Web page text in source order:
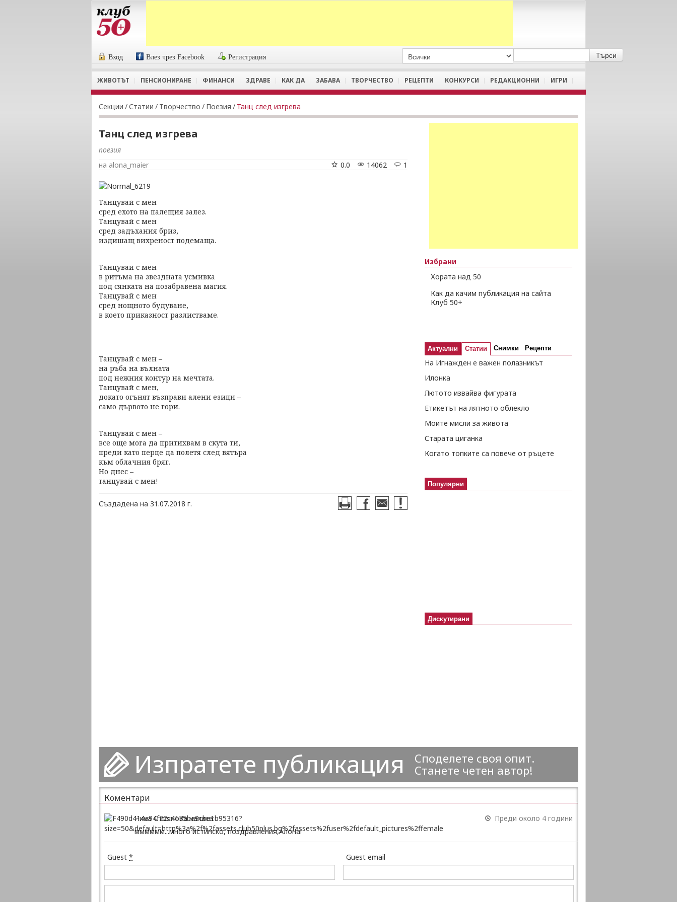
Вход Влез чрез Facebook Регистрация
ЖИВОТЪТ ПЕНСИОНИРАНЕ ФИНАНСИ ЗДРАВЕ КАК ДА ЗАБАВА ТВОРЧЕСТВО РЕЦЕПТИ КОНКУРСИ РЕДАКЦИОННИ ИГРИ
Секции /Статии / Творчество / Поезия / Танц след изгрева
Танц след изгрева
поезия
на alona_maier
1
14062
0.0
Танцувай с мен
сред ехото на палещия залез.
Танцувай с мен
сред задъхания бриз,
издишащ вихреност подемаща.
Танцувай с мен
в ритъма на звездната усмивка
под сянката на позабравена магия.
Танцувай с мен
сред нощното будуване,
в което приказност разлистваме.
Танцувай с мен –
на ръба на вълната
под нежния контур на мечтата.
Танцувай с мен,
докато огънят възправи алени езици –
само дървото не гори.
Танцувай с мен –
все още мога да притихвам в скута ти,
преди като перце да полетя след вятъра
към облачния бряг.
Но днес –
танцувай с мен!
Създадена на 31.07.2018 г.
Избрани
Хората над 50
Как да качим публикация на сайта
Клуб 50+
Актуални Статии Снимки Рецепти
На Игнажден е важен полазникът
Илонка
Лютото извайва фигурата
Етикетът на лятното облекло
Моите мисли за живота
Старата циганка
Когато топките са повече от ръцете
Популярни
Дискутирани
Изпратете публикация
Споделете своя опит.
Станете четен автор!
Коментари
Нина Стоянова написа:
Преди около 4 години
мммммм...много истинско, поздравления,Алона!
Guest * Guest email